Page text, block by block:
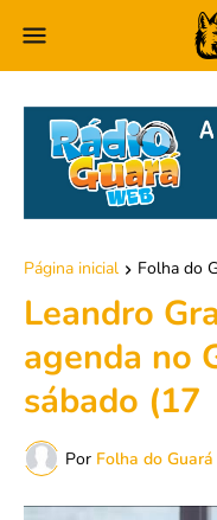
Página inicial Folha do
Leandro
agenda no
sábado (17
Por Folha do Guará